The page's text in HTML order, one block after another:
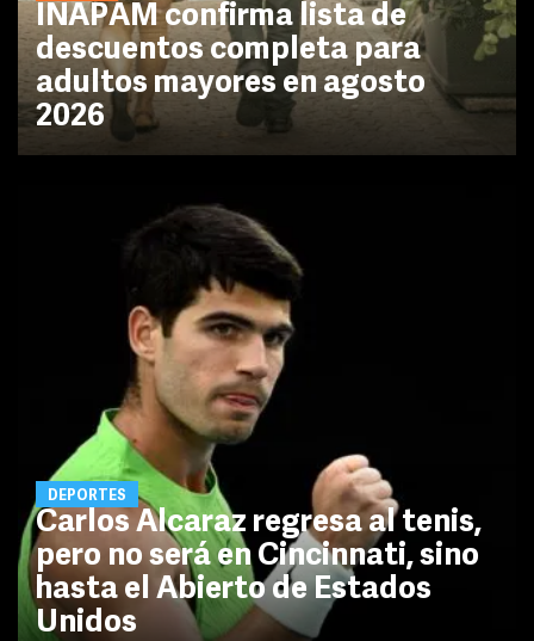
INAPAM confirma lista de
descuentos completa para
adultos mayores en agosto
2026
DEPORTES
Carlos Alcaraz regresa al tenis,
pero no será en Cincinnati, sino
hasta el Abierto de Estados
Unidos